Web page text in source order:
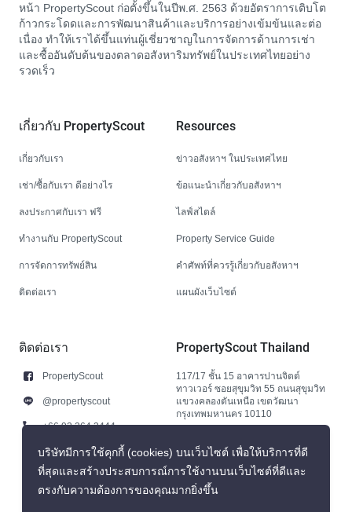
หน้า PropertyScout ก่อตั้งขึ้นในปีพ.ศ. 2563 ด้วยอัตราการเติบโต
ก้าวกระโดดและการพัฒนาสินค้าและบริการอย่างเข้มข้นและต่อ
เนื่อง ทำให้เราได้ขึ้นแท่นผู้เชี่ยวชาญในการจัดการด้านการเช่า
และซื้ออันดับต้นของตลาดอสังหาริมทรัพย์ในประเทศไทยอย่าง
รวดเร็ว
เกี่ยวกับ PropertyScout
เกี่ยวกับเรา
เช่า/ซื้อกับเรา ดีอย่างไร
ลงประกาศกับเรา ฟรี
ทำงานกับ PropertyScout
การจัดการทรัพย์สิน
ติดต่อเรา
Resources
ข่าวอสังหาฯ ในประเทศไทย
ข้อแนะนำเกี่ยวกับอสังหาฯ
ไลฟ์สไตล์
Property Service Guide
คำศัพท์ที่ควรรู้เกี่ยวกับอสังหาฯ
แผนผังเว็บไซต์
ติดต่อเรา
PropertyScout
@propertyscout
+66 92 264 3444
+66 92 264 3444
contact@propertyscout.co.th
PropertyScout Thailand
117/17 ชั้น 15 อาคารปานจิตต์
ทาวเวอร์ ซอยสุขุมวิท 55 ถนนสุขุมวิท
แขวงคลองตันเหนือ เขตวัฒนา
กรุงเทพมหานคร 10110
บริษัทมีการใช้คุกกี้ (cookies) บนเว็บไซต์ เพื่อให้บริการที่ดี
ที่สุดและสร้างประสบการณ์การใช้งานบนเว็บไซต์ที่ดีและ
ตรงกับความต้องการของคุณมากยิ่งขึ้น